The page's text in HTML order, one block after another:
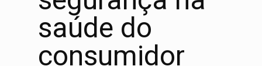
saúde do
consumidor